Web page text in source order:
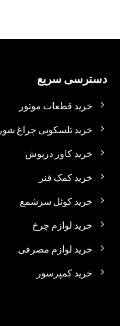
دسترسی سریع
خرید قطعات موتور
خرید تلسکوپی چراغ شور
خرید کاور درپوش
خرید کمک فنر
خرید کوئل سرشمع
خرید لوازم چرخ
خرید لوازم مصرفی
خرید کمپرسور